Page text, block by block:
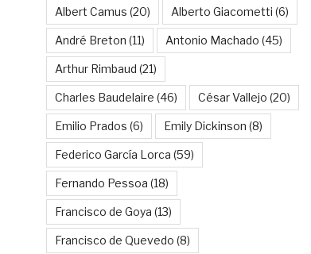
Albert Camus (20) Alberto Giacometti (6)
André Breton (11) Antonio Machado (45)
Arthur Rimbaud (21)
Charles Baudelaire (46) César Vallejo (20)
Emilio Prados (6) Emily Dickinson (8)
Federico García Lorca (59)
Fernando Pessoa (18)
Francisco de Goya (13)
Francisco de Quevedo (8)